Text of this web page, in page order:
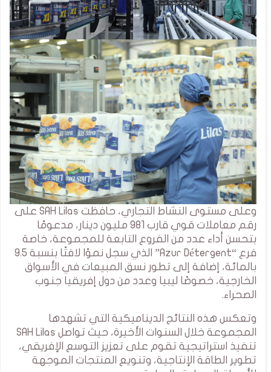
وعلى مستوى النشاط التجاري، حافظت SAH Lilas على
رقم معاملات قوي قارب 981 مليون دينار، مدعومًا
بتحسن أداء عدد من الفروع التابعة للمجموعة، خاصة
فرع “Azur Détergent” الذي سجل نموًا لافتًا بنسبة 9.5
بالمائة، إضافة إلى تطور نسق المبيعات في الأسواق
الخارجية، خصوصًا ليبيا وعدد من دول إفريقيا جنوب
الصحراء.
وتعكس هذه النتائج الديناميكية التي تشهدها
المجموعة خلال السنوات الأخيرة، حيث تواصل SAH Lilas
تنفيذ استراتيجية تقوم على تعزيز التوسع الإفريقي،
تطوير الطاقة الإنتاجية، وتنويع المنتجات الموجهة